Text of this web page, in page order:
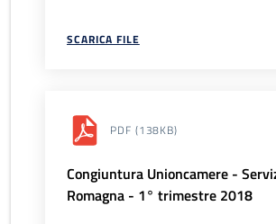
SCARICA FILE
PDF (138KB)
Congiuntura Unioncamere -
Romagna - 1° trimestre 2018